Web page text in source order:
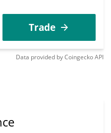
Trade
Data provided byCoingeckoAPI